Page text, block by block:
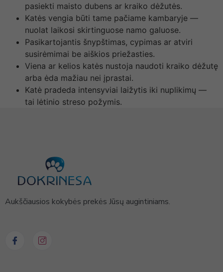
pasiekti maisto dubens ar kraiko dėžutės.
Katės vengia būti tame pačiame kambaryje —
nuolat laikosi skirtinguose namo galuose.
Pasikartojantis šnypštimas, cypimas ar atviri
susirėmimai be aiškios priežasties.
Viena ar kelios katės nustoja naudoti kraiko dėžutę
arba ėda mažiau nei įprastai.
Katė pradeda intensyviai laižytis iki nuplikimų —
tai lėtinio streso požymis.
Aukščiausios kokybės prekės Jūsų augintiniams.